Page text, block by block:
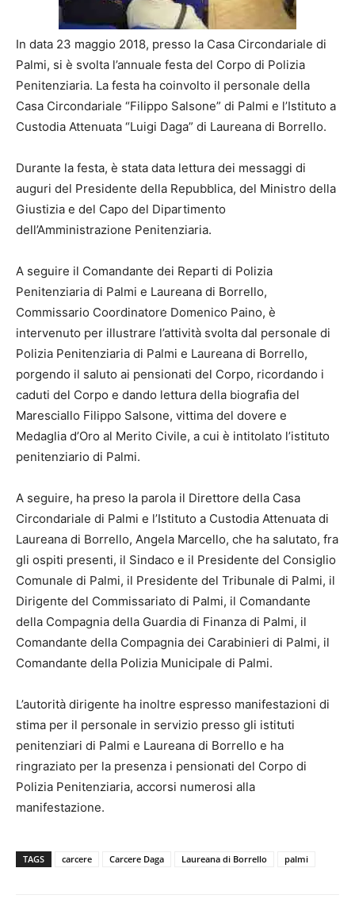
In data 23 maggio 2018, presso la Casa Circondariale di
Palmi, si è svolta l’annuale festa del Corpo di Polizia
Penitenziaria. La festa ha coinvolto il personale della
Casa Circondariale “Filippo Salsone” di Palmi e l’Istituto a
Custodia Attenuata “Luigi Daga” di Laureana di Borrello.
Durante la festa, è stata data lettura dei messaggi di
auguri del Presidente della Repubblica, del Ministro della
Giustizia e del Capo del Dipartimento
dell’Amministrazione Penitenziaria.
A seguire il Comandante dei Reparti di Polizia
Penitenziaria di Palmi e Laureana di Borrello,
Commissario Coordinatore Domenico Paino, è
intervenuto per illustrare l’attività svolta dal personale di
Polizia Penitenziaria di Palmi e Laureana di Borrello,
porgendo il saluto ai pensionati del Corpo, ricordando i
caduti del Corpo e dando lettura della biografia del
Maresciallo Filippo Salsone, vittima del dovere e
Medaglia d’Oro al Merito Civile, a cui è intitolato l’istituto
penitenziario di Palmi.
A seguire, ha preso la parola il Direttore della Casa
Circondariale di Palmi e l’Istituto a Custodia Attenuata di
Laureana di Borrello, Angela Marcello, che ha salutato, fra
gli ospiti presenti, il Sindaco e il Presidente del Consiglio
Comunale di Palmi, il Presidente del Tribunale di Palmi, il
Dirigente del Commissariato di Palmi, il Comandante
della Compagnia della Guardia di Finanza di Palmi, il
Comandante della Compagnia dei Carabinieri di Palmi, il
Comandante della Polizia Municipale di Palmi.
L’autorità dirigente ha inoltre espresso manifestazioni di
stima per il personale in servizio presso gli istituti
penitenziari di Palmi e Laureana di Borrello e ha
ringraziato per la presenza i pensionati del Corpo di
Polizia Penitenziaria, accorsi numerosi alla
manifestazione.
TAGS carcere Carcere Daga Laureana di Borrello palmi